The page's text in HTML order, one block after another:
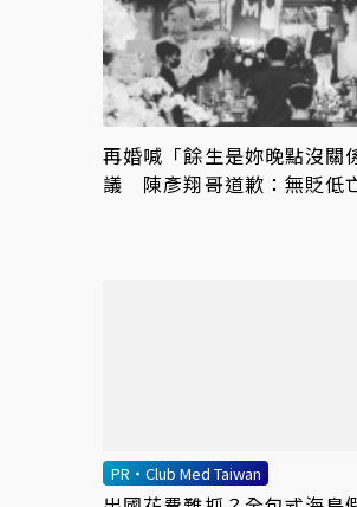
再婚喊「餘生是妳晚點沒關
議 陳彥翔哥道歉：無貶低
PR・Club Med Taiwan